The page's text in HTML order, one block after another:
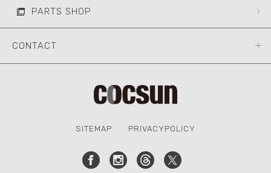
PARTS SHOP
CONTACT
SITEMAP PRIVACYPOLICY